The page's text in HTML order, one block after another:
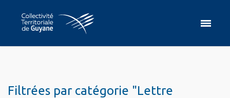
Filtrées par catégorie "Lettre